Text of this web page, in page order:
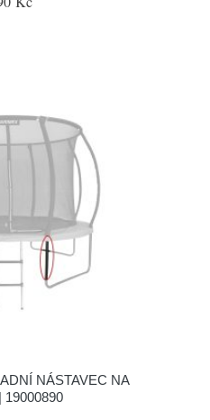
NÁSTAVEC NA
19000890